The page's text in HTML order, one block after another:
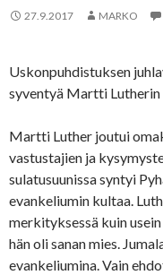
27.9.2017 MARKO
Uskonpuhdistuksen
syventyä Martti Lutherin
Martti Luther joutui
vastustajien ja
sulatusuunissa syntyi
evankeliumin kultaa.
merkityksessä kuin
hän oli sanan mies.
evankeliumina. Vain